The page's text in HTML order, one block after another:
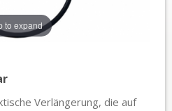
to expand
Verlängerung, die auf